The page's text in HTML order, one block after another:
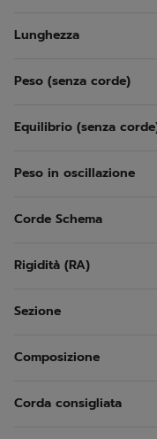
Lunghezza
Peso (senza corde)
Equilibrio (senza
Peso in oscillazione
Corde Schema
Rigidità (RA)
Sezione
Composizione
Corda consigliata